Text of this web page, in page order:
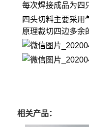
每次焊接成品为四
四头切料主要采用
原理裁切四边多余
相关产品：